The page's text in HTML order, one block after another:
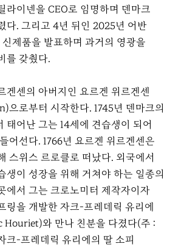
라이넨을 CEO로 임명하며 덴마크
다. 그리고 4년 뒤인 2025년 어반
제품을 발표하며 과거의 영광을
를 갖췄다.
겐센의 아버지인 요르겐 위르겐센
으로부터 시작한다. 1745년 덴마크의
태어난 그는 14세에 견습생이 되어
어선다. 1766년 요르겐 위르겐센은
스위스 르로클로 떠났다. 외국에서
생이 성장을 위해 거쳐야 하는 일종의
에서 그는 크로노미터 제작자이자
링을 개발한 자크-프레데릭 유리에
Houriet)와 만나 친분을 다졌다(주 :
크-프레데릭 유리에의 딸 소피